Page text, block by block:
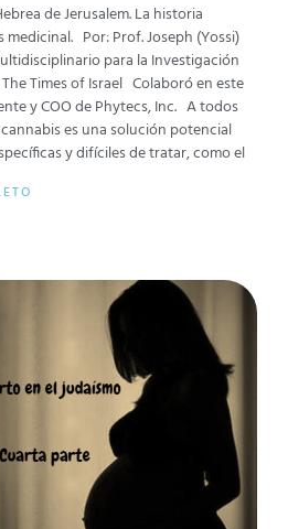
de Jerusalem. La historia
Por: Prof. Joseph (Yossi)
para la Investigación
Times of Israel Colaboró en este
y COO de Phytecs, Inc. A todos
es una solución potencial
y difíciles de tratar, como el